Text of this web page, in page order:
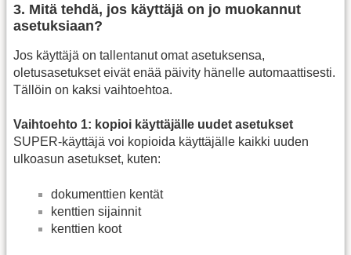
3. Mitä tehdä, jos käyttäjä on jo muokannut
asetuksiaan?
Jos käyttäjä on tallentanut omat asetuksensa,
oletusasetukset eivät enää päivity hänelle automaattisesti.
Tällöin on kaksi vaihtoehtoa.
Vaihtoehto 1: kopioi käyttäjälle uudet asetukset
SUPER‑käyttäjä voi kopioida käyttäjälle kaikki uuden
ulkoasun asetukset, kuten:
dokumenttien kentät
kenttien sijainnit
kenttien koot